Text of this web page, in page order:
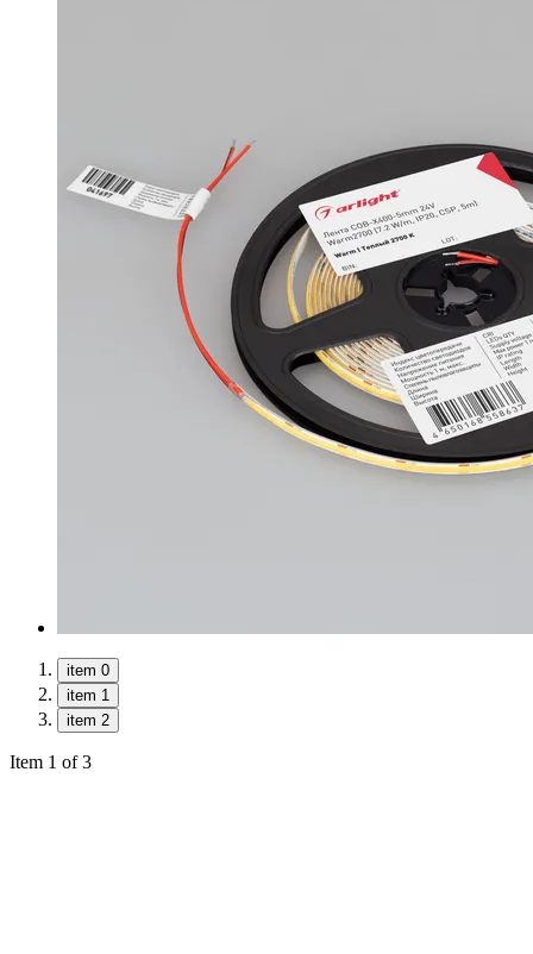
item 0
item 1
item 2
Item 1 of 3